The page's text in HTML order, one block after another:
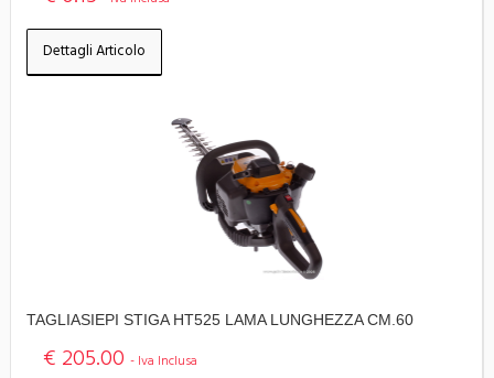
Dettagli Articolo
TAGLIASIEPI STIGA HT525 LAMA LUNGHEZZA CM.60
€ 205.00 - Iva Inclusa